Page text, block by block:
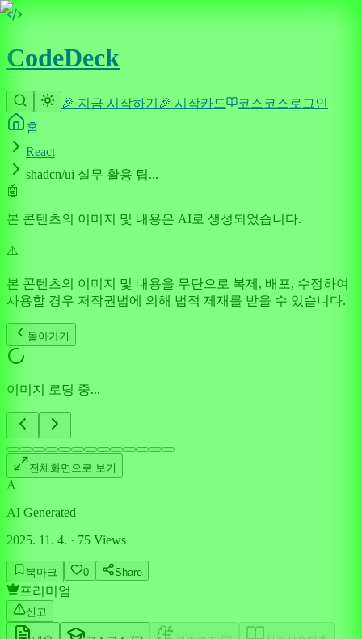
CodeDeck
🎉 지금 시작하기 🎉 시작카드 코스코스 로그인
홈
React
shadcn/ui 실무 활용 팁...
🤖
본 콘텐츠의 이미지 및 내용은 AI로 생성되었습니다.
⚠️
본 콘텐츠의 이미지 및 내용을 무단으로 복제, 배포, 수정하여
사용할 경우 저작권법에 의해 법적 제재를 받을 수 있습니다.
돌아가기
이미지 로딩 중...
전체화면으로 보기
A
AI Generated
2025. 11. 4. · 75 Views
북마크 0 Share
프리미엄
신고